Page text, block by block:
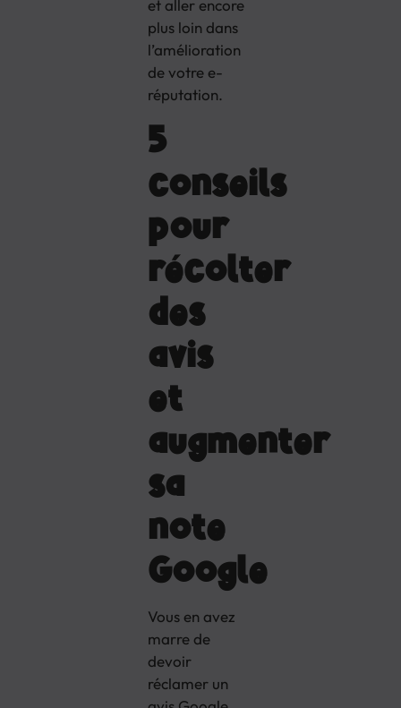
et aller encore
plus loin dans
l’amélioration
de votre e-
réputation.
5
conseils
pour
récolter
des
avis
et
augmenter
sa
note
Google
Vous en avez
marre de
devoir
réclamer un